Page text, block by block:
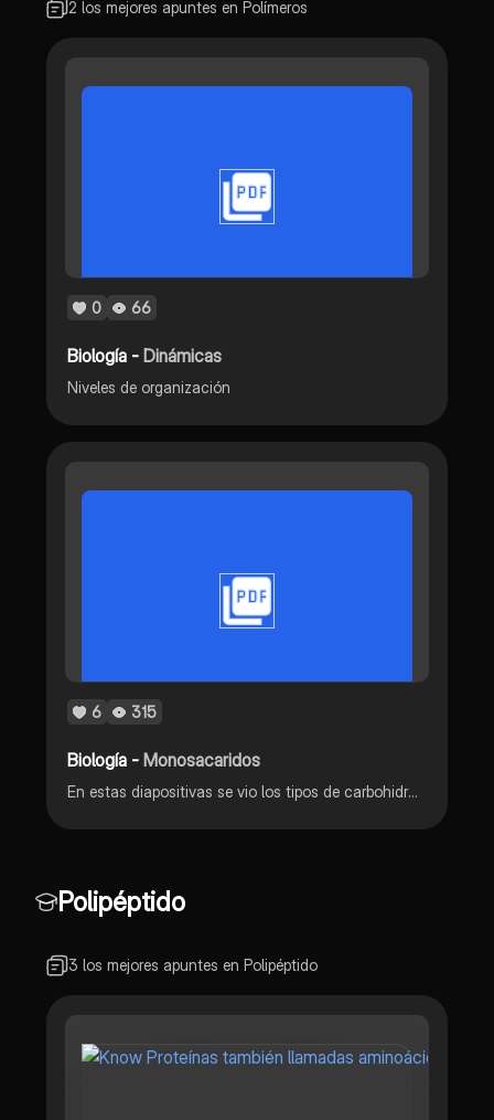
2 los mejores apuntes en Polímeros
0 66
Biología -Dinámicas
Niveles de organización
6 315
Biología -Monosacaridos
En estas diapositivas se vio los tipos de carbohidratos esenciales para el cuerpo humano y asi mantener un correcto funcionamiento del mismo, los temas son los siguientes, monosacaridos, disacaridos, polioles y oligosacaridos, esto es la clasificació
Polipéptido
3 los mejores apuntes en Polipéptido